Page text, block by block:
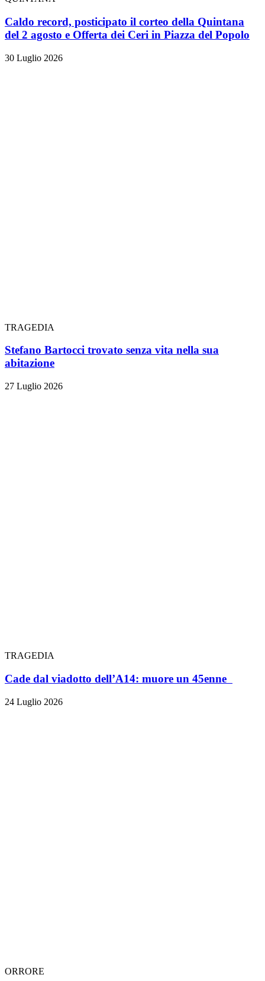
Caldo record, posticipato il corteo della Quintana
del 2 agosto e Offerta dei Ceri in Piazza del Popolo
30 Luglio 2026
TRAGEDIA
Stefano Bartocci trovato senza vita nella sua
abitazione
27 Luglio 2026
TRAGEDIA
Cade dal viadotto dell’A14: muore un 45enne
24 Luglio 2026
ORRORE